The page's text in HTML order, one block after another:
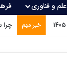
علم و فناوری
خبر مهم